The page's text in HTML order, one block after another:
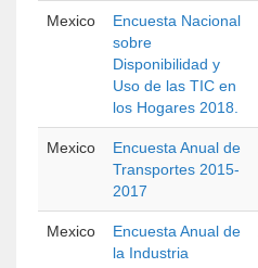
Mexico
Encuesta Nacional
sobre
Disponibilidad y
Uso de las TIC en
los Hogares 2018.
Mexico
Encuesta Anual de
Transportes 2015-
2017
Mexico
Encuesta Anual de
la Industria